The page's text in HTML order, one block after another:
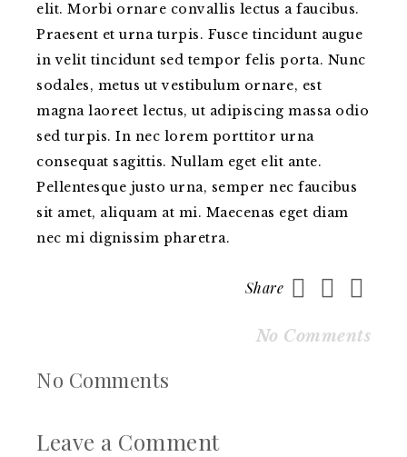
elit. Morbi ornare convallis lectus a faucibus.
Praesent et urna turpis. Fusce tincidunt augue
in velit tincidunt sed tempor felis porta. Nunc
sodales, metus ut vestibulum ornare, est
magna laoreet lectus, ut adipiscing massa odio
sed turpis. In nec lorem porttitor urna
consequat sagittis. Nullam eget elit ante.
Pellentesque justo urna, semper nec faucibus
sit amet, aliquam at mi. Maecenas eget diam
nec mi dignissim pharetra.
Share
No Comments
No Comments
Leave a Comment